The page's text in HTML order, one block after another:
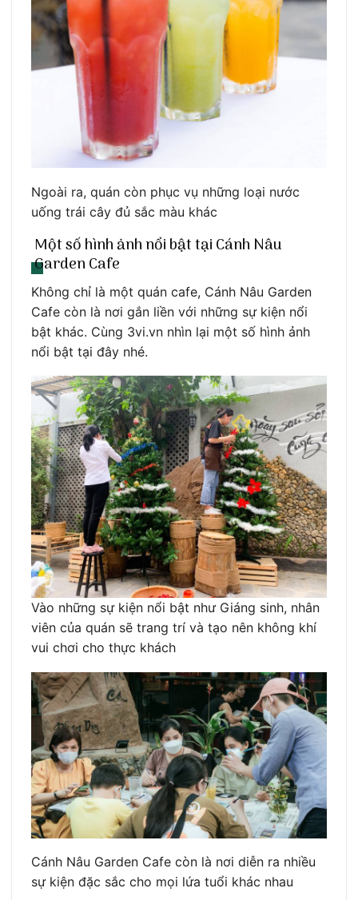
Ngoài ra, quán còn phục vụ những loại nước
uống trái cây đủ sắc màu khác
Một số hình ảnh nổi bật tại Cánh Nâu
Garden Cafe
Không chỉ là một quán cafe, Cánh Nâu Garden
Cafe còn là nơi gắn liền với những sự kiện nổi
bật khác. Cùng 3vi.vn nhìn lại một số hình ảnh
nổi bật tại đây nhé.
Vào những sự kiện nổi bật như Giáng sinh, nhân
viên của quán sẽ trang trí và tạo nên không khí
vui chơi cho thực khách
Cánh Nâu Garden Cafe còn là nơi diễn ra nhiều
sự kiện đặc sắc cho mọi lứa tuổi khác nhau